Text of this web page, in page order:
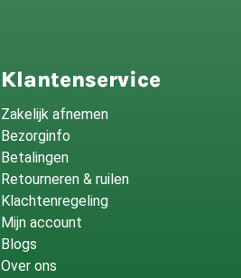
Klantenservice
Zakelijk afnemen
Bezorginfo
Betalingen
Retourneren & ruilen
Klachtenregeling
Mijn account
Blogs
Over ons